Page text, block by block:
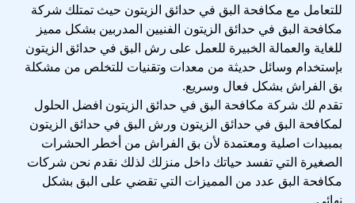
للتعامل مع مكافحة البق في حدائق الزيتون حيث تمتلك شركة
مكافحة البق في حدائق الزيتون الفنيين المدربين بشكل مميز
للغاية والعمالة الخبيرة للعمل على رش البق في حدائق الزيتون
بإستخدام وسائل حديثة من معدات وتقنيات للتخلص من مشكلة
بق الفراش بشكل فعال وسريع.
تقدم لك شركة مكافحة البق في حدائق الزيتون افضل الحلول
لمكافحة البق في حدائق الزيتون ورش البق في حدائق الزيتون
بمبيدات اصلية ومعتمدة لأن بق الفراش من أخطر الحشرات
الصغيرة التي تفسد حياتك داخل منزلك لذلك نقدم نحن شركات
مكافحة البق عدد من المميزات التي تقضي على البق بشكل